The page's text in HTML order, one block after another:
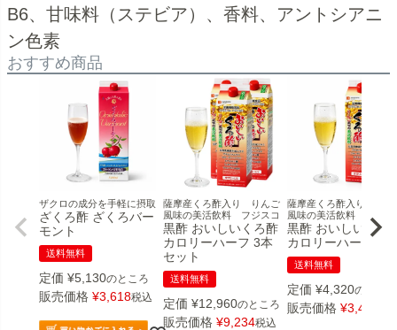
B6、甘味料（ステビア）、香料、アントシアニ
ン色素
おすすめ商品
ザクロの成分を手軽に摂取
ざくろ酢 ざくろバー
モント
送料無料
定価 ¥5,130のところ
販売価格 ¥3,618税込
薩摩産くろ酢入り りんご
風味の美活飲料 フジスコ
黒酢 おいしいくろ酢
カロリーハーフ 3本
セット
送料無料
定価 ¥12,960のところ
販売価格 ¥9,234税込
薩摩産くろ酢入り りん
風味の美活飲料 フジス
黒酢 おいしいくろ
カロリーハーフ
送料無料
定価 ¥4,320のところ
販売価格 ¥3,402